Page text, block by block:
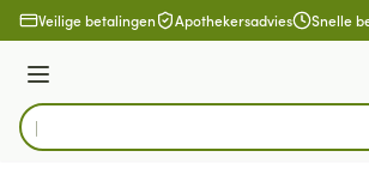
Ga naar de inhoud
Veilige betalingen Apothekersadvies Snelle
Menu
Product, merk, categorie...